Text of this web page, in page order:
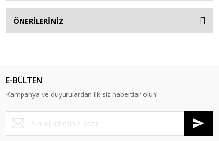
ÖNERİLERİNİZ
E-BÜLTEN
Kampanya ve duyurulardan ilk siz haberdar olun!